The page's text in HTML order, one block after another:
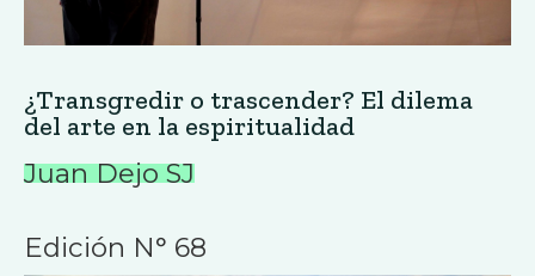
¿Transgredir o trascender? El dilema
del arte en la espiritualidad
Juan Dejo SJ
Edición N° 68